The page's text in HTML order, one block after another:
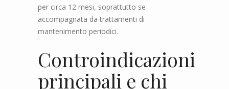
per circa 12 mesi, soprattutto se
accompagnata da trattamenti di
mantenimento periodici.
Controindicazioni
principali e chi